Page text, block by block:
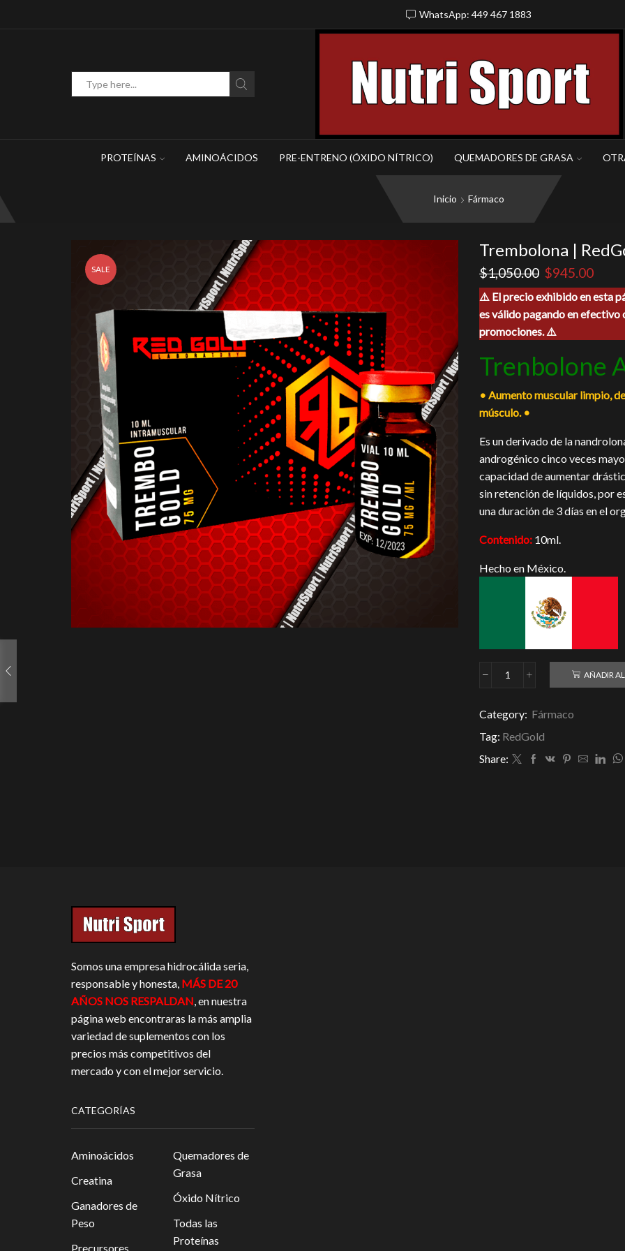
WhatsApp: 449 467 1883
PROTEÍNAS AMINOÁCIDOS PRE-ENTRENO (ÓXIDO NÍTRICO) QUEMADORES DE GRASA
Inicio Fármaco
SALE
Trembolona |
$1,050.00 El
precio
original
era:
$1,050.00.
$945.00El
es:
⚠️ El precio exhibido en esta
es válido pagando en
promociones. ⚠️
Trenbolone
• Aumento muscular limpio,
músculo. •
Es un derivado de la
androgénico cinco veces
capacidad de aumentar
sin retención de líquidos, por
una duración de 3 días en el
Contenido: 10ml.
Hecho en México.
Trembolona
RedGold
75mg/10ml
cantidad
AÑADIR
Category: Fármaco
Tag: RedGold
Share:
Somos una empresa hidrocálida seria,
responsable y honesta, MÁS DE 20
AÑOS NOS RESPALDAN, en nuestra
página web encontraras la más amplia
variedad de suplementos con los
precios más competitivos del
mercado y con el mejor servicio.
CATEGORÍAS
Aminoácidos
Creatina
Ganadores de
Peso
Precursores
Quemadores de
Grasa
Óxido Nítrico
Todas las
Proteínas